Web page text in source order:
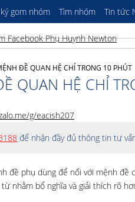
gom nhóm Tìm nhóm Tin tức
ĐỀ QUAN HỆ CHỈ TRONG 10 PHÚT
QUAN HỆ CHỈ
g/eacish207
để nhận đầy đủ thông tin tư
đề phụ dùng để nối với mệnh
nhằm bổ nghĩa và giải thích rõ